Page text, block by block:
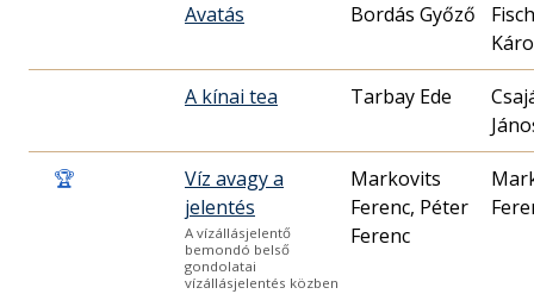
Avatás Bordás Győző
A kínai tea Tarbay Ede
🏆
Víz avagy a
jelentés
A vízállásjelentő
bemondó belső
gondolatai
vízállásjelentés közben
Markovits
Ferenc, Péter
Ferenc